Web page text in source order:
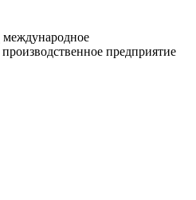
предприятие